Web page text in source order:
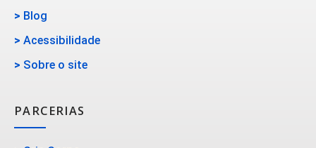
> Blog
> Acessibilidade
> Sobre o site
PARCERIAS